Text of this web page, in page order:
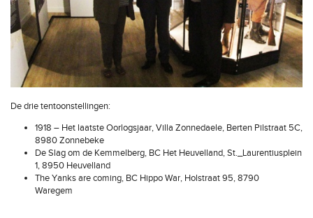
De drie tentoonstellingen:
1918 – Het laatste Oorlogsjaar, Villa Zonnedaele, Berten Pilstraat 5C,
8980 Zonnebeke
De Slag om de Kemmelberg, BC Het Heuvelland, St._Laurentiusplein
1, 8950 Heuvelland
The Yanks are coming, BC Hippo War, Holstraat 95, 8790
Waregem